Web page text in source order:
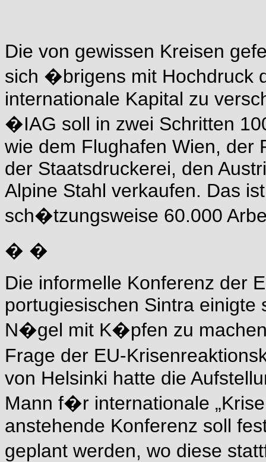
Die von gewissen Kreisen
sich �brigens mit Hochdruck
internationale Kapital zu
�IAG soll in zwei Schritten
wie dem Flughafen Wien, der
der Staatsdruckerei, den
Alpine Stahl verkaufen. Das
sch�tzungsweise 60.000
� �
Die informelle Konferenz der
portugiesischen Sintra
N�gel mit K�pfen zu
Frage der EU-
von Helsinki hatte die
Mann f�r internationale
anstehende Konferenz soll
geplant werden, wo diese